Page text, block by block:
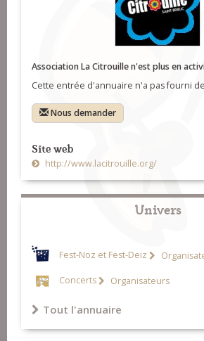
Association La Citrouille n'est plus en
Cette entrée d'annuaire n'a pas fourni
Nous demander
Site web
http://www.lacitrouille.org/
Univers
Fest-Noz et Fest-Deiz
Concerts Organisateurs
Tout l'annuaire